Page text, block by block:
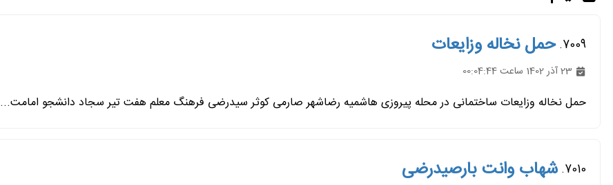
7009. حمل نخاله وزایعات
حمل نخاله وزایعات ساختمانی در محله پیروزی هاشمیه رضاشهر صارمی کوثر سیدرضی فرهنگ معلم هفت تیر سجاد دانشجو امامت...
7010. شهاب وانت بارصیدرضی